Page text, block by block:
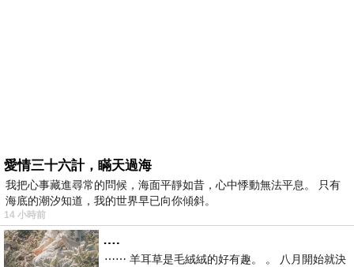
愛情三十六計，瞞天過海
我把心事藏進尋常的問候，海面平靜如昔，心中悸動無法平息。 只有
海底的潮汐知道，我的世界早已向你傾斜。
14 小時前
….
⋯⋯ 羊耳草是毛絨絨的好有趣。 。 八月開始就決